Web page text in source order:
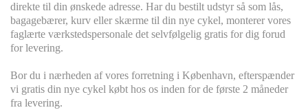
direkte til din ønskede adresse. Har du bestilt udstyr så som lås,
bagagebærer, kurv eller skærme til din nye cykel, monterer vores
faglærte værkstedspersonale det selvfølgelig gratis for dig forud
for levering.
Bor du i nærheden af vores forretning i København, efterspænder
vi gratis din nye cykel købt hos os inden for de første 2 måneder
fra levering.